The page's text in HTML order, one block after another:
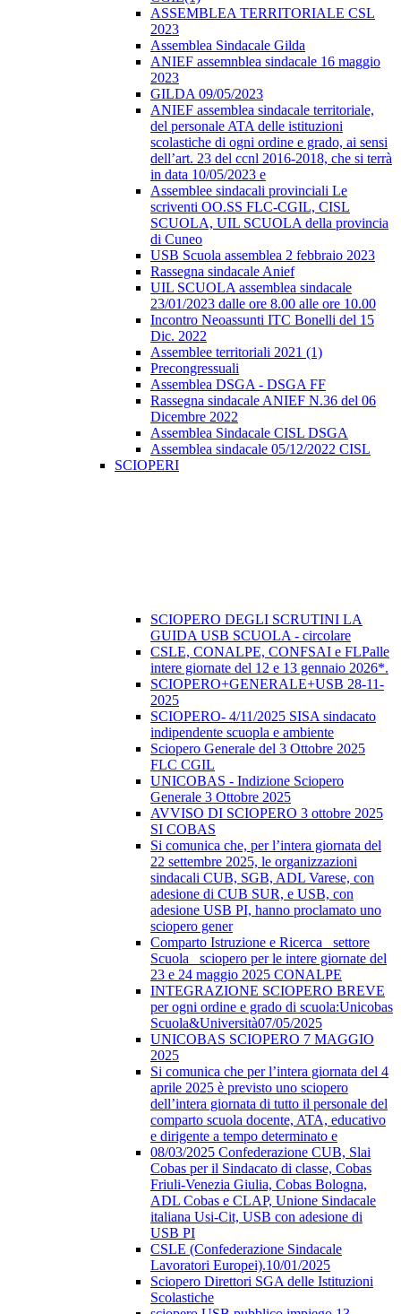
ASSEMBLEA TERRITORIALE CSL
2023
Assemblea Sindacale Gilda
ANIEF assemnblea sindacale 16 maggio
2023
GILDA 09/05/2023
ANIEF assemblea sindacale territoriale,
del personale ATA delle istituzioni
scolastiche di ogni ordine e grado, ai sensi
dell’art. 23 del ccnl 2016-2018, che si terrà
in data 10/05/2023 e
Assemblee sindacali provinciali Le
scriventi OO.SS FLC-CGIL, CISL
SCUOLA, UIL SCUOLA della provincia
di Cuneo
USB Scuola assemblea 2 febbraio 2023
Rassegna sindacale Anief
UIL SCUOLA assemblea sindacale
23/01/2023 dalle ore 8.00 alle ore 10.00
Incontro Neoassunti ITC Bonelli del 15
Dic. 2022
Assemblee territoriali 2021 (1)
Precongressuali
Assemblea DSGA - DSGA FF
Rassegna sindacale ANIEF N.36 del 06
Dicembre 2022
Assemblea Sindacale CISL DSGA
Assemblea sindacale 05/12/2022 CISL
SCIOPERI
SCIOPERO DEGLI SCRUTINI LA
GUIDA USB SCUOLA - circolare
CSLE, CONALPE, CONFSAI e FLPalle
intere giornate del 12 e 13 gennaio 2026*.
SCIOPERO+GENERALE+USB 28-11-
2025
SCIOPERO- 4/11/2025 SISA sindacato
indipendente scuopla e ambiente
Sciopero Generale del 3 Ottobre 2025
FLC CGIL
UNICOBAS - Indizione Sciopero
Generale 3 Ottobre 2025
AVVISO DI SCIOPERO 3 ottobre 2025
SI COBAS
Si comunica che, per l’intera giornata del
22 settembre 2025, le organizzazioni
sindacali CUB, SGB, ADL Varese, con
adesione di CUB SUR, e USB, con
adesione USB PI, hanno proclamato uno
sciopero gener
Comparto Istruzione e Ricerca_ settore
Scuola_ sciopero per le intere giornate del
23 e 24 maggio 2025 CONALPE
INTEGRAZIONE SCIOPERO BREVE
per ogni ordine e grado di scuola:Unicobas
Scuola&Università07/05/2025
UNICOBAS SCIOPERO 7 MAGGIO
2025
Si comunica che per l’intera giornata del 4
aprile 2025 è previsto uno sciopero
dell’intera giornata di tutto il personale del
comparto scuola docente, ATA, educativo
e dirigente a tempo determinato e
08/03/2025 Confederazione CUB, Slai
Cobas per il Sindacato di classe, Cobas
Friuli-Venezia Giulia, Cobas Bologna,
ADL Cobas e CLAP, Unione Sindacale
italiana Usi-Cit, USB con adesione di
USB PI
CSLE (Confederazione Sindacale
Lavoratori Europei).10/01/2025
Sciopero Direttori SGA delle Istituzioni
Scolastiche